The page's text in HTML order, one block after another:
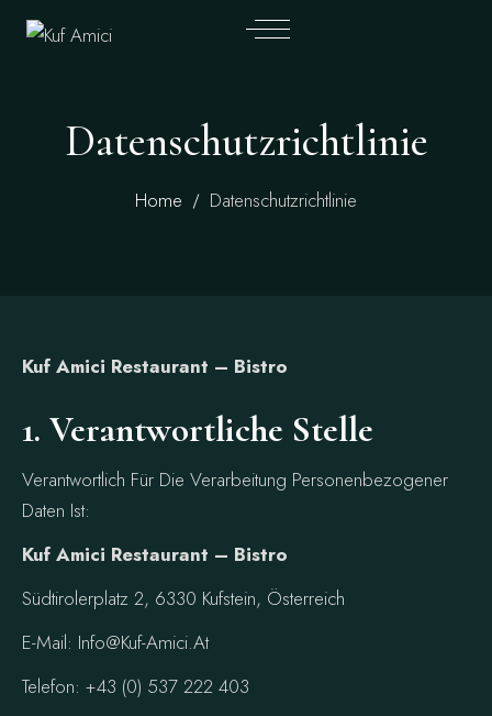
Datenschutzrichtlinie
Home Datenschutzrichtlinie
Kuf Amici Restaurant – Bistro
1. Verantwortliche Stelle
Verantwortlich Für Die Verarbeitung Personenbezogener
Daten Ist:
Kuf Amici Restaurant – Bistro
Südtirolerplatz 2, 6330 Kufstein, Österreich
E-Mail: Info@kuf-Amici.at
Telefon: +43 (0) 537 222 403